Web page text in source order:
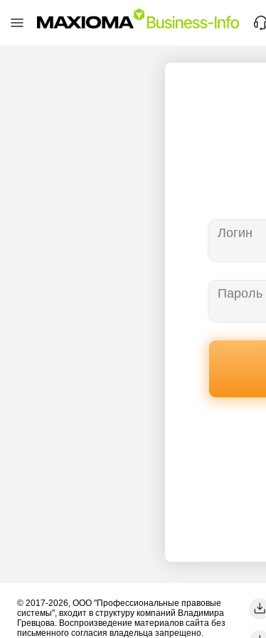
Логин
Пароль
© 2017-2026, ООО "Профессиональные правовые
системы", входит в структуру компаний Владимира
Гревцова. Воспроизведение материалов сайта без
письменного согласия владельца запрещено.